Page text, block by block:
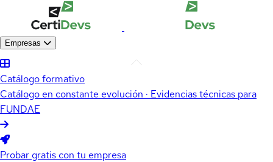
Empresas
Catálogo formativo
Catálogo en constante evolución · Evidencias técnicas para
FUNDAE
Probar gratis con tu empresa